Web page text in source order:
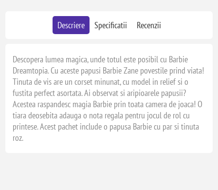
Descriere Specificatii Recenzii
Descopera lumea magica, unde totul este posibil cu Barbie
Dreamtopia. Cu aceste papusi Barbie Zane povestile prind viata!
Tinuta de vis are un corset minunat, cu model in relief si o
fustita perfect asortata. Ai observat si aripioarele papusii?
Acestea raspandesc magia Barbie prin toata camera de joaca! O
tiara deosebita adauga o nota regala pentru jocul de rol cu
printese. Acest pachet include o papusa Barbie cu par si tinuta
roz.